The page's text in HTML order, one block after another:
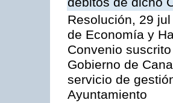
Resolución, 29
de Economía y
Convenio
Gobierno de
servicio de
Ayuntamiento